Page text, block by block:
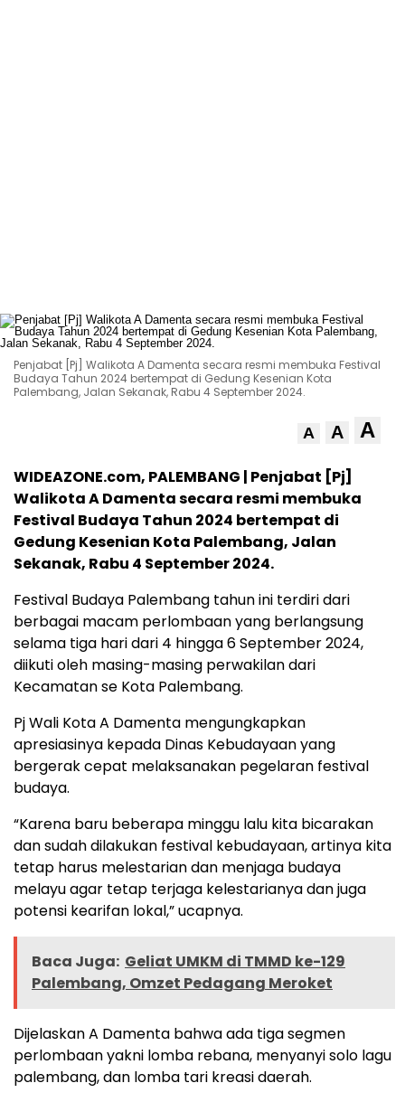
Penjabat [Pj] Walikota A Damenta secara resmi membuka Festival
Budaya Tahun 2024 bertempat di Gedung Kesenian Kota
Palembang, Jalan Sekanak, Rabu 4 September 2024.
A A A
WIDEAZONE.com, PALEMBANG | Penjabat [Pj]
Walikota A Damenta secara resmi membuka
Festival Budaya Tahun 2024 bertempat di
Gedung Kesenian Kota Palembang, Jalan
Sekanak, Rabu 4 September 2024.
Festival Budaya Palembang tahun ini terdiri dari
berbagai macam perlombaan yang berlangsung
selama tiga hari dari 4 hingga 6 September 2024,
diikuti oleh masing-masing perwakilan dari
Kecamatan se Kota Palembang.
Pj Wali Kota A Damenta mengungkapkan
apresiasinya kepada Dinas Kebudayaan yang
bergerak cepat melaksanakan pegelaran festival
budaya.
“Karena baru beberapa minggu lalu kita bicarakan
dan sudah dilakukan festival kebudayaan, artinya kita
tetap harus melestarian dan menjaga budaya
melayu agar tetap terjaga kelestarianya dan juga
potensi kearifan lokal,” ucapnya.
Baca Juga: Geliat UMKM di TMMD ke-129
Palembang, Omzet Pedagang Meroket
Dijelaskan A Damenta bahwa ada tiga segmen
perlombaan yakni lomba rebana, menyanyi solo lagu
palembang, dan lomba tari kreasi daerah.